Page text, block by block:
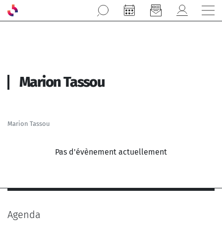
Aller au contenu principal
Marion Tassou
Marion Tassou
Pas d'évènement actuellement
Agenda